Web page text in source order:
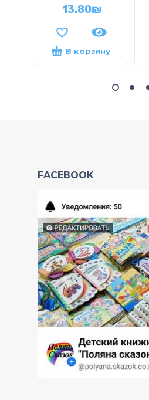
13.80₪
В корзину
FACEBOOK